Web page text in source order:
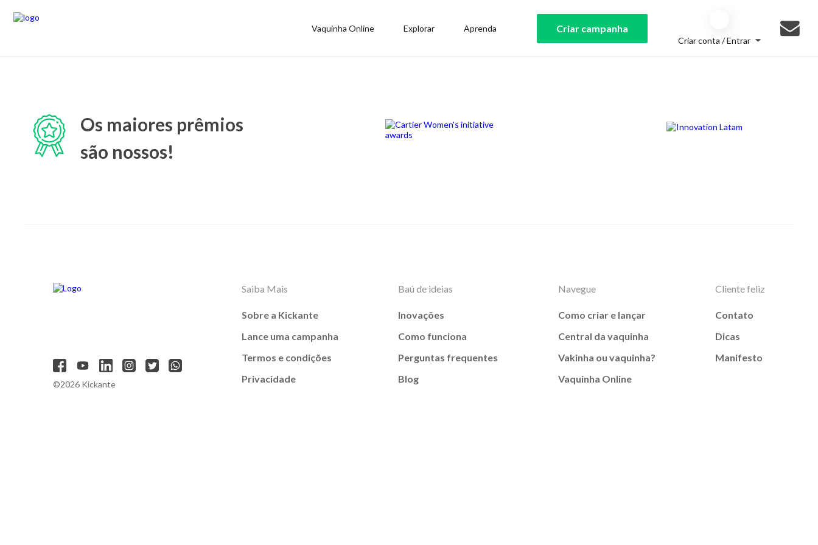
Vaquinha Online Explorar Aprenda Criar campanha
Criar conta / Entrar
Os maiores prêmios
são nossos!
©2026 Kickante
Saiba Mais
Sobre a Kickante
Lance uma campanha
Termos e condições
Privacidade
Baú de ideias
Inovações
Como funciona
Perguntas frequentes
Blog
Navegue
Como criar e lançar
Central da vaquinha
Vakinha ou vaquinha?
Vaquinha Online
Cliente feliz
Contato
Dicas
Manifesto